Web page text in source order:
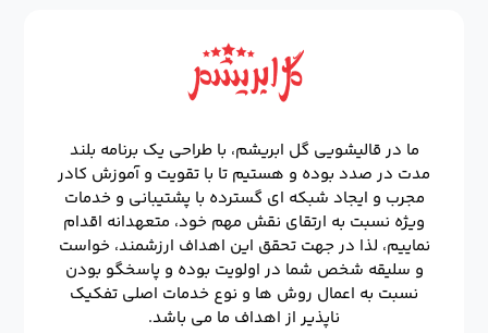
ما در قالیشویی گل ابریشم، با طراحی یک برنامه بلند
مدت در صدد بوده و هستیم تا با تقویت و آموزش کادر
مجرب و ایجاد شبکه ای گسترده با پشتیبانی و خدمات
ویژه نسبت به ارتقای نقش مهم خود، متعهدانه اقدام
نماییم، لذا در جهت تحقق این اهداف ارزشمند، خواست
و سلیقه شخص شما در اولویت بوده و پاسخگو بودن
نسبت به اعمال روش ها و نوع خدمات اصلی تفکیک
ناپذیر از اهداف ما می باشد.